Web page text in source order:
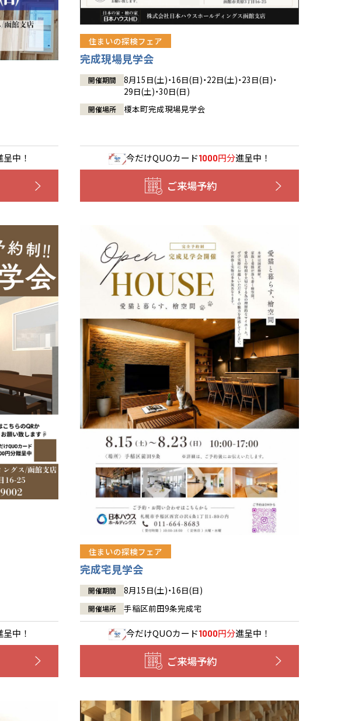
呈中！
住まいの探検フェア
完成現場見学会
開催期間
8月15日(土)・16日(日)・22日(土)・23日(日)・
29日(土)・30日(日)
開催場所 榎本町完成現場見学会
今だけQUOカード1000円分進呈中！
ご来場予約
呈中！
住まいの探検フェア
完成宅見学会
開催期間 8月15日(土)・16日(日)
開催場所 手稲区前田9条完成宅
今だけQUOカード1000円分進呈中！
ご来場予約
ください。
相談ください。